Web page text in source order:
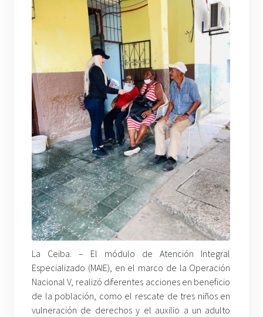
La Ceiba. – El módulo de Atención Integral
Especializado (MAIE), en el marco de la Operación
Nacional V, realizó diferentes acciones en beneficio
de la población, como el rescate de tres niños en
vulneración de derechos y el auxilio a un adulto